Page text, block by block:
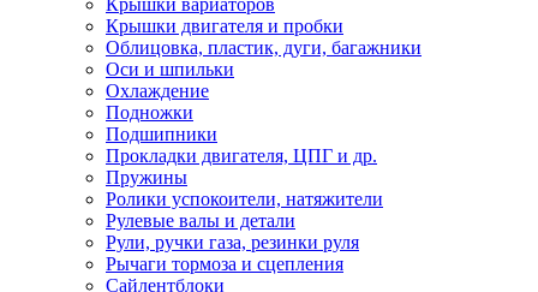
Крышки двигателя и пробки
Облицовка, пластик, дуги, багажники
Оси и шпильки
Охлаждение
Подножки
Подшипники
Прокладки двигателя, ЦПГ и др.
Пружины
Ролики успокоители, натяжители
Рулевые валы и детали
Рули, ручки газа, резинки руля
Рычаги тормоза и сцепления
Сайлентблоки